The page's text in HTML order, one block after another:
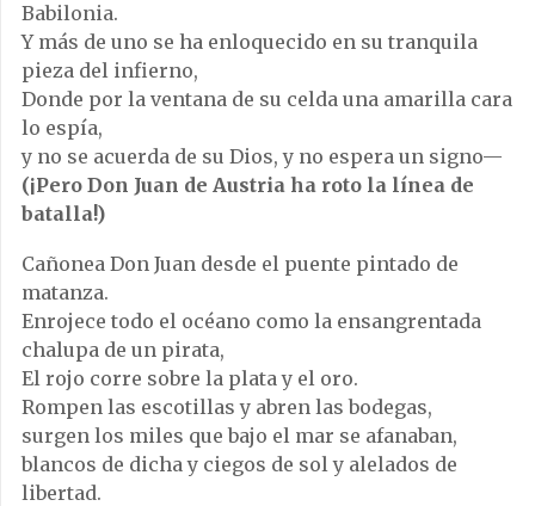
Babilonia.
Y más de uno se ha enloquecido en su tranquila
pieza del infierno,
Donde por la ventana de su celda una amarilla cara
lo espía,
y no se acuerda de su Dios, y no espera un signo—
(¡Pero Don Juan de Austria ha roto la línea de
batalla!)
Cañonea Don Juan desde el puente pintado de
matanza.
Enrojece todo el océano como la ensangrentada
chalupa de un pirata,
El rojo corre sobre la plata y el oro.
Rompen las escotillas y abren las bodegas,
surgen los miles que bajo el mar se afanaban,
blancos de dicha y ciegos de sol y alelados de
libertad.